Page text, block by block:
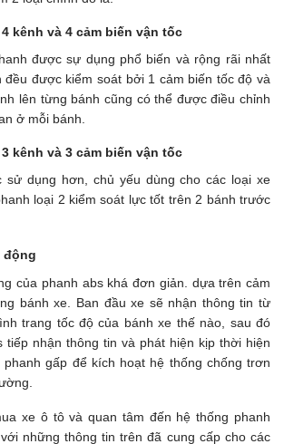
kênh và 4 cảm biến vận tốc
được sự dụng phổ biến và rộng rãi nhất
đều được kiểm soát bởi 1 cảm biến tốc độ và
lên từng bánh cũng có thể được điều chỉnh
ở mỗi bánh.
kênh và 3 cảm biến vận tốc
dụng hơn, chủ yếu dùng cho các loại xe
loại 2 kiểm soát lực tốt trên 2 bánh trước
động
của phanh abs khá đơn giản. dựa trên cảm
bánh xe. Ban đầu xe sẽ nhận thông tin từ
trang tốc độ của bánh xe thế nào, sau đó
tiếp nhận thông tin và phát hiện kịp thời hiện
gấp để kích hoạt hệ thống chống trơn
xe ô tô và quan tâm đến hệ thống phanh
những thông tin trên đã cung cấp cho các